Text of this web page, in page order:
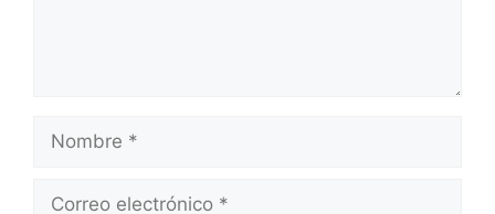
Nombre
Correo